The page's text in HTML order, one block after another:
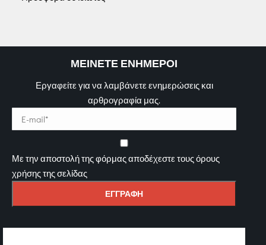
ΜΕΙΝΕΤΕ ΕΝΗΜΕΡΟΙ
Εργαφείτε για να λαμβάνετε ενημερώσεις και
αρθρογραφία μας.
Με την αποστολή της φόρμας αποδέχεστε τους όρους
χρήσης της σελίδας